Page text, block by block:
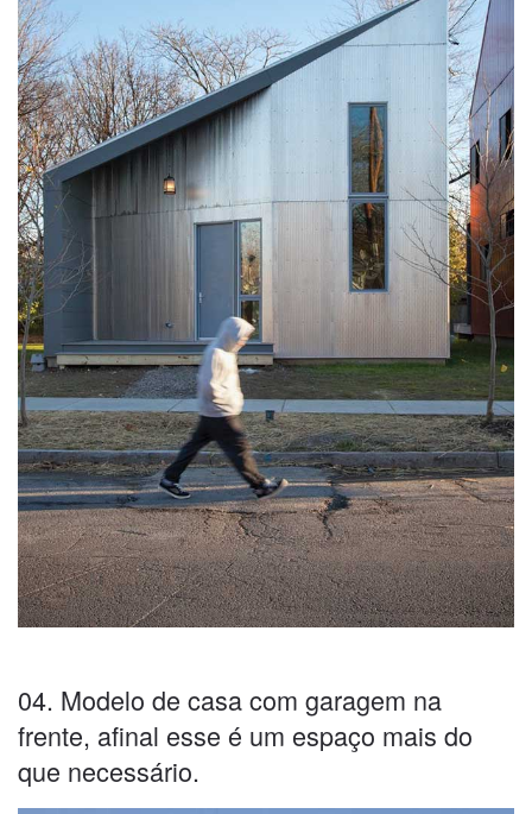
04. Modelo de casa com garagem na
frente, afinal esse é um espaço mais do
que necessário.